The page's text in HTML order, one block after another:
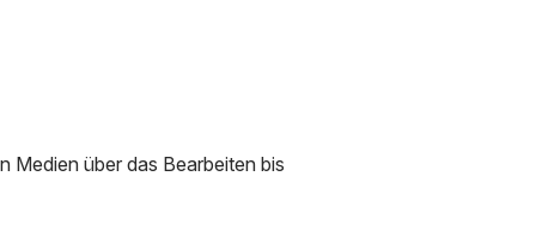
Medien über das Bearbeiten bis